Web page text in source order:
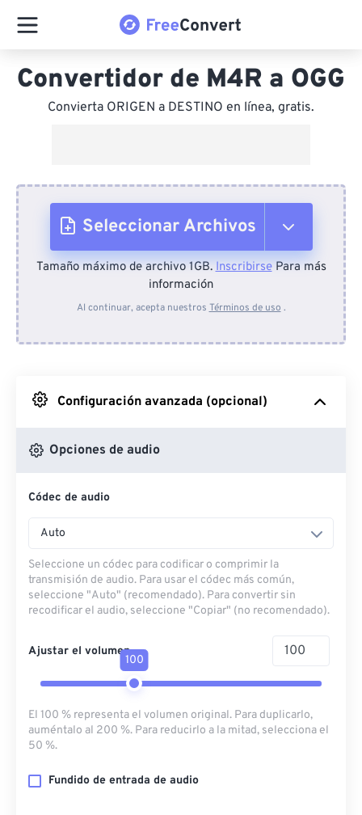
Convertidor de M4R a OGG
Convierta ORIGEN a DESTINO en línea, gratis.
Seleccionar Archivos
Desde el dispositivo
Desde Google Drive
Desde OneDrive
Desde URL
Tamaño máximo de archivo 1GB.InscribirsePara más
información
Al continuar, acepta nuestros Términos de uso .
Configuración avanzada (opcional)
Opciones de audio
Códec de audio
Auto
Seleccione un códec para codificar o comprimir la
transmisión de audio. Para usar el códec más común,
seleccione "Auto" (recomendado). Para convertir sin
recodificar el audio, seleccione "Copiar" (no recomendado).
Ajustar el volumen
100
El 100 % representa el volumen original. Para duplicarlo,
auméntalo al 200 %. Para reducirlo a la mitad, selecciona el
50 %.
Fundido de entrada de audio